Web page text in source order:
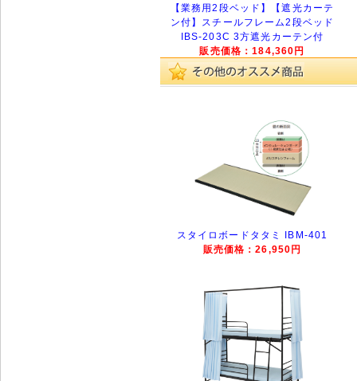
【業務用2段ベッド】【遮光カーテ
ン付】スチールフレーム2段ベッド
IBS-203C 3方遮光カーテン付
販売価格：184,360円
スタイロボードタタミ IBM-401
販売価格：26,950円